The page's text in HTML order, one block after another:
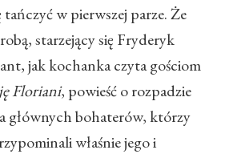
tańczyć w pierwszej parze. Że
starzejący się Fryderyk
jak kochanka czyta gościom
Floriani, powieść o rozpadzie
głównych bohaterów, którzy
właśnie jego i